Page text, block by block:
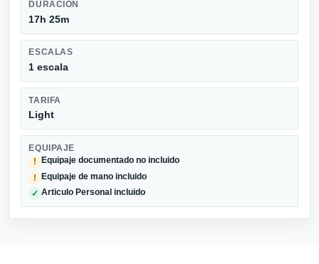
DURACIÓN
17h 25m
ESCALAS
1 escala
TARIFA
Light
EQUIPAJE
!
Equipaje documentado no incluido
! Equipaje de mano incluido
✓ Articulo Personal incluido